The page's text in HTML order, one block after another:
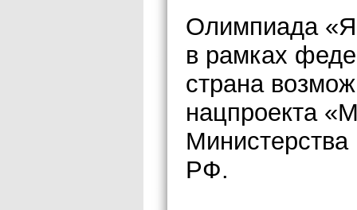
Олимпиада «Я
в рамках
страна
нацпроекта
РФ.